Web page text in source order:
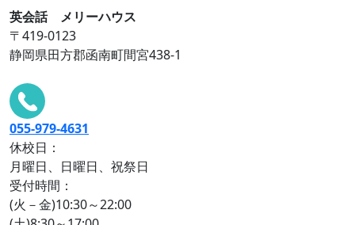
英会話 メリーハウス
〒419-0123
静岡県田方郡函南町間宮438-1
055-979-4631
休校日：
月曜日、日曜日、祝祭日
受付時間：
(火－金)10:30～22:00